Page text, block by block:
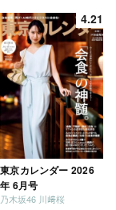
4.21
東京カレンダー 2026
年 6月号
乃木坂46 川﨑桜